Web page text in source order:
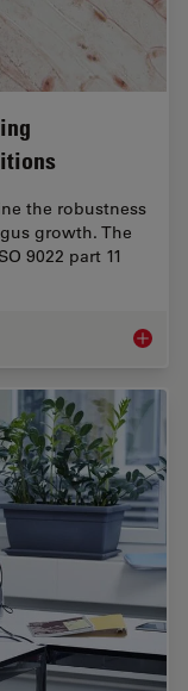
the robustness
growth. The
9022 part 11
ISO